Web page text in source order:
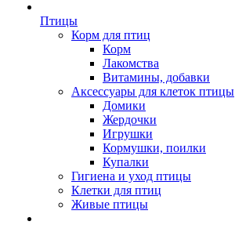
Птицы
Корм для птиц
Корм
Лакомства
Витамины, добавки
Аксессуары для клеток птицы
Домики
Жердочки
Игрушки
Кормушки, поилки
Купалки
Гигиена и уход птицы
Клетки для птиц
Живые птицы